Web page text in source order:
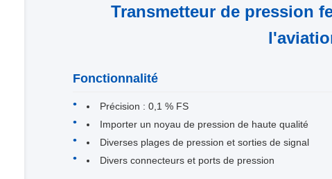
Transmetteur de pression
Fonctionnalité
Précision : 0,1 % FS
Importer un noyau de pression de haute qualité
Diverses plages de pression et sorties de signal
Divers connecteurs et ports de pression